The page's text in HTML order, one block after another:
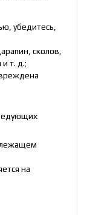
убедитесь,
сколов,
т. д.;
на